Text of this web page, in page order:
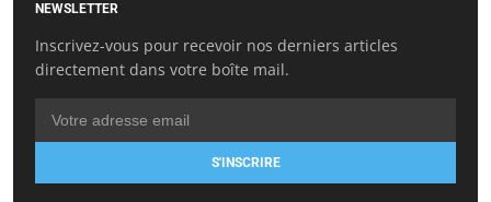
NEWSLETTER
Inscrivez-vous pour recevoir nos derniers articles
directement dans votre boîte mail.
S'INSCRIRE